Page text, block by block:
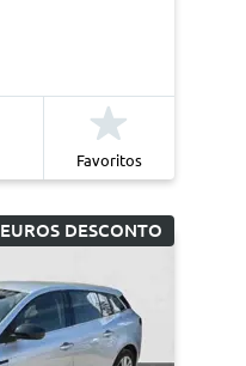
Favoritos
DESCONTO